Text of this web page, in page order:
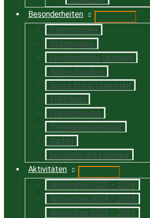
Besonderheiten
Sternstunden
Clubstunden
Unverbindliche Übungen
Native Speaker
Rotes Kreuz Lernpaten
FREI.Spiel
Frühbetreuung
Therapiebegleithund
Garten
Leseoma und Leseopa
Aktivitäten
Aktivitäten 2025 – 2026
Aktivitäten 2024 – 2025
Aktivitäten 2023 – 2024